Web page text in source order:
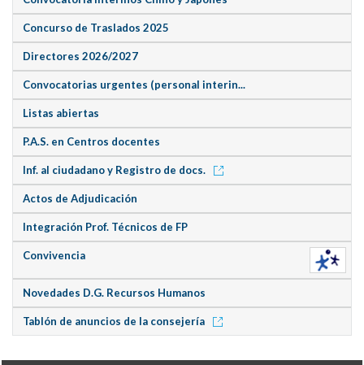
Concurso de Traslados 2025
Directores 2026/2027
Convocatorias urgentes (personal interin...
Listas abiertas
P.A.S. en Centros docentes
Inf. al ciudadano y Registro de docs.
Actos de Adjudicación
Integración Prof. Técnicos de FP
Convivencia
Novedades D.G. Recursos Humanos
Tablón de anuncios de la consejería